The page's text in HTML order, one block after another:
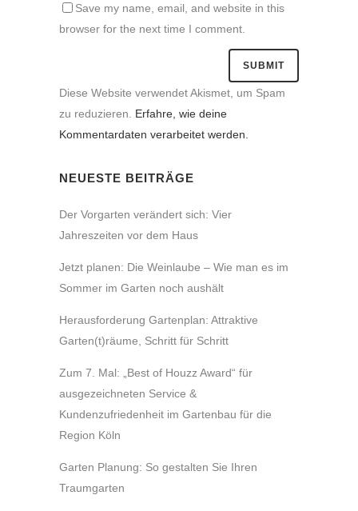
Save my name, email, and website in this
browser for the next time I comment.
Diese Website verwendet Akismet, um Spam
zu reduzieren. Erfahre, wie deine
Kommentardaten verarbeitet werden.
NEUESTE BEITRÄGE
Der Vorgarten verändert sich: Vier
Jahreszeiten vor dem Haus
Jetzt planen: Die Weinlaube – Wie man es im
Sommer im Garten noch aushält
Herausforderung Gartenplan: Attraktive
Garten(t)räume, Schritt für Schritt
Zum 7. Mal: „Best of Houzz Award“ für
ausgezeichneten Service &
Kundenzufriedenheit im Gartenbau für die
Region Köln
Garten Planung: So gestalten Sie Ihren
Traumgarten